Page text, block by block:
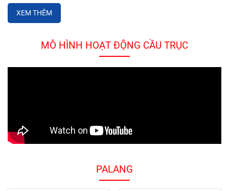
XEM THÊM
MÔ HÌNH HOẠT ĐỘNG CẦU TRỤC
PALANG